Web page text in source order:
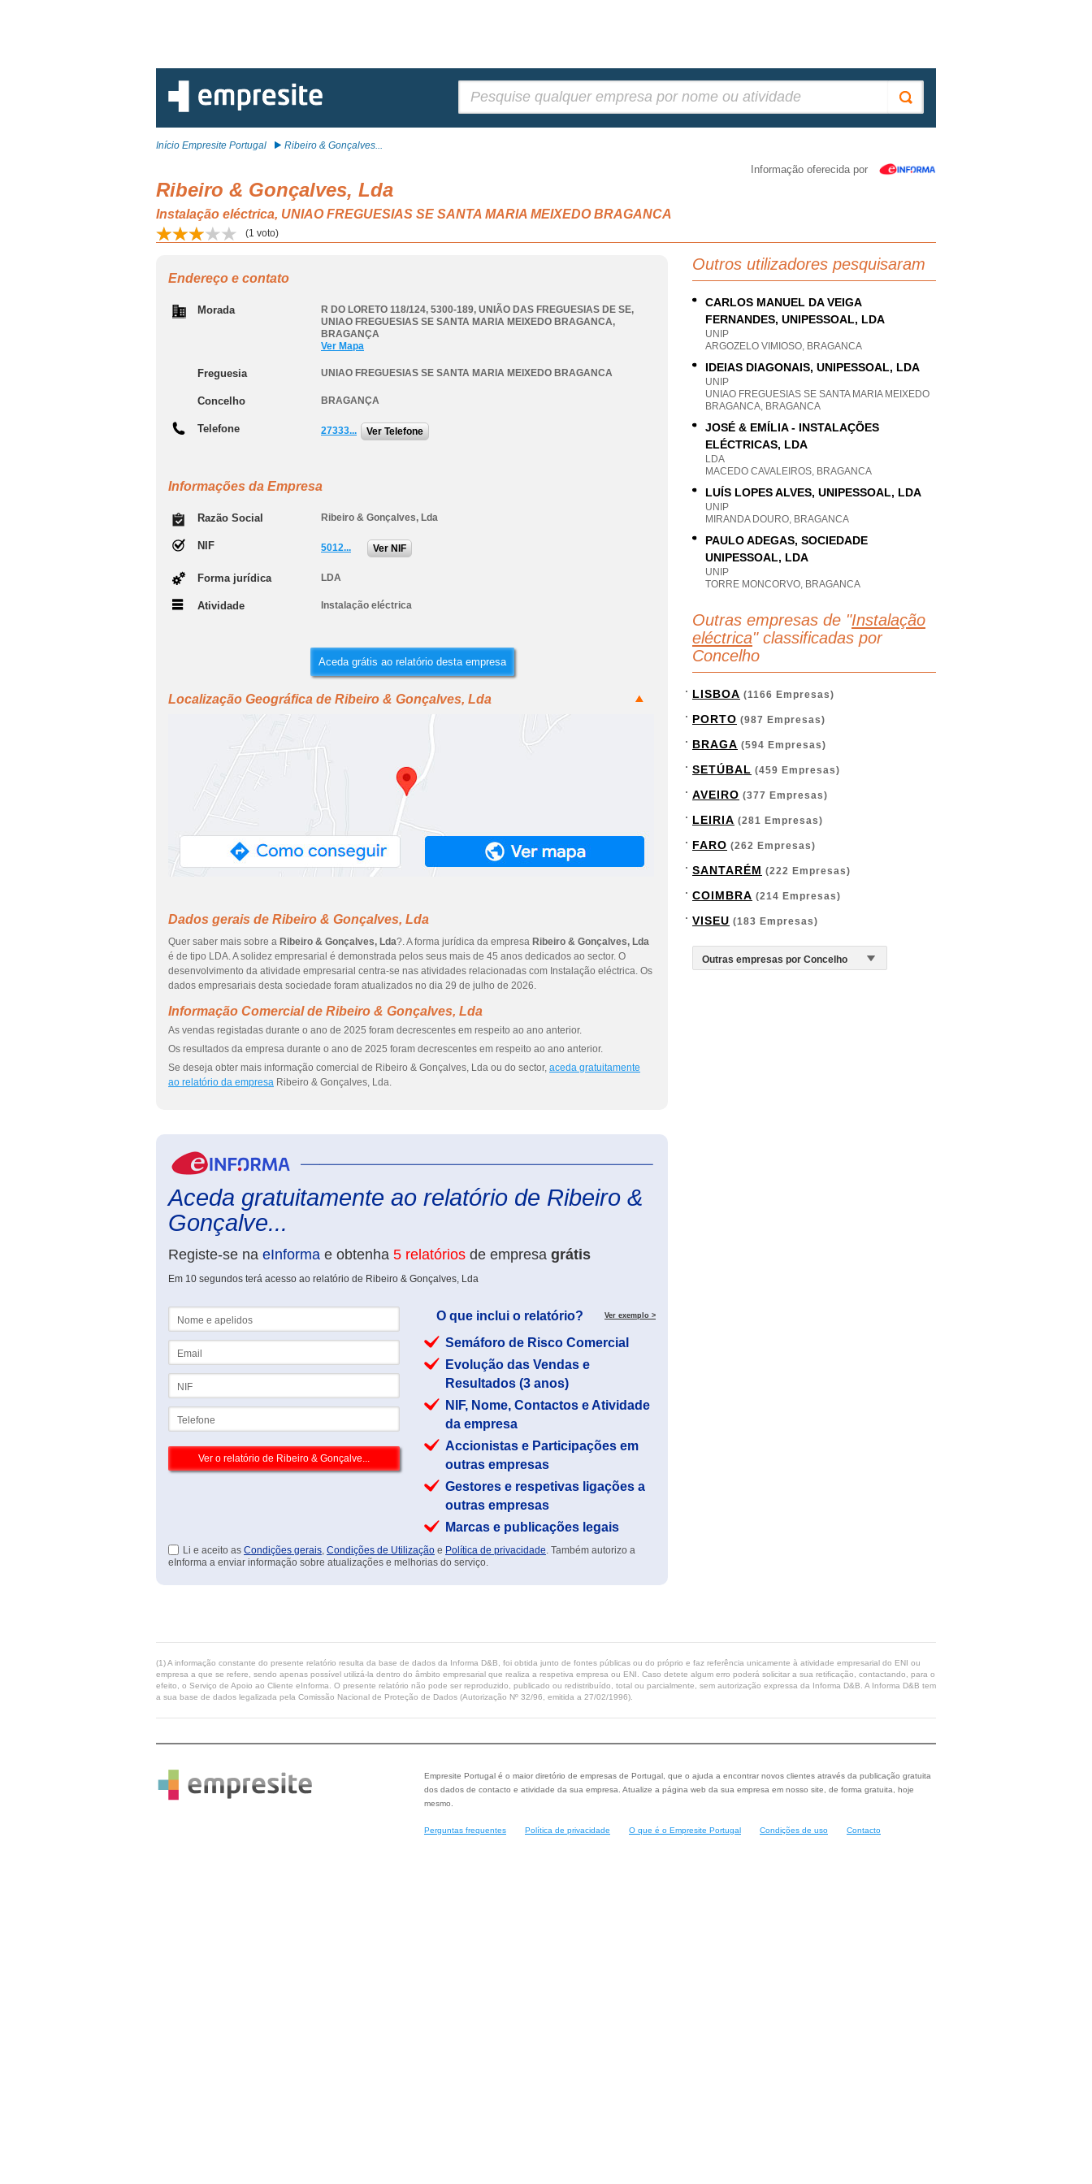
Início Empresite Portugal Ribeiro & Gonçalves...
Informação oferecida por
Ribeiro & Gonçalves, Lda
Instalação eléctrica, UNIAO FREGUESIAS SE SANTA MARIA MEIXEDO BRAGANCA
(1 voto)
Endereço e contato
Morada R DO LORETO 118/124, 5300-189, UNIÃO DAS FREGUESIAS DE SE,
UNIAO FREGUESIAS SE SANTA MARIA MEIXEDO BRAGANCA,
BRAGANÇA
Ver Mapa
Freguesia UNIAO FREGUESIAS SE SANTA MARIA MEIXEDO BRAGANCA
Concelho BRAGANÇA
Telefone 27333... Ver Telefone
Informações da Empresa
Razão Social Ribeiro & Gonçalves, Lda
NIF 5012... Ver NIF
Forma jurídica LDA
Atividade Instalação eléctrica
Aceda grátis ao relatório desta empresa
Localização Geográfica de Ribeiro & Gonçalves, Lda
Dados gerais de Ribeiro & Gonçalves, Lda
Quer saber mais sobre a Ribeiro & Gonçalves, Lda?. A forma jurídica da empresa Ribeiro & Gonçalves, Lda
é de tipo LDA. A solidez empresarial é demonstrada pelos seus mais de 45 anos dedicados ao sector. O
desenvolvimento da atividade empresarial centra-se nas atividades relacionadas com Instalação eléctrica. Os
dados empresariais desta sociedade foram atualizados no dia 29 de julho de 2026.
Informação Comercial de Ribeiro & Gonçalves, Lda
As vendas registadas durante o ano de 2025 foram decrescentes em respeito ao ano anterior.
Os resultados da empresa durante o ano de 2025 foram decrescentes em respeito ao ano anterior.
Se deseja obter mais informação comercial de Ribeiro & Gonçalves, Lda ou do sector, aceda gratuitamente
ao relatório da empresa Ribeiro & Gonçalves, Lda.
Aceda gratuitamente ao relatório de Ribeiro &
Gonçalve...
Registe-se na eInforma e obtenha 5 relatórios de empresa grátis
Em 10 segundos terá acesso ao relatório de Ribeiro & Gonçalves, Lda
O que inclui o relatório? Ver exemplo >
Semáforo de Risco Comercial
Evolução das Vendas e
Resultados (3 anos)
NIF, Nome, Contactos e Atividade
da empresa
Accionistas e Participações em
outras empresas
Gestores e respetivas ligações a
outras empresas
Marcas e publicações legais
Li e aceito as Condições gerais, Condições de Utilização e Política de privacidade. Também autorizo a
eInforma a enviar informação sobre atualizações e melhorias do serviço.
Outros utilizadores pesquisaram
CARLOS MANUEL DA VEIGA
FERNANDES, UNIPESSOAL, LDA
UNIP
ARGOZELO VIMIOSO, BRAGANCA
IDEIAS DIAGONAIS, UNIPESSOAL, LDA
UNIP
UNIAO FREGUESIAS SE SANTA MARIA MEIXEDO
BRAGANCA, BRAGANCA
JOSÉ & EMÍLIA - INSTALAÇÕES
ELÉCTRICAS, LDA
LDA
MACEDO CAVALEIROS, BRAGANCA
LUÍS LOPES ALVES, UNIPESSOAL, LDA
UNIP
MIRANDA DOURO, BRAGANCA
PAULO ADEGAS, SOCIEDADE
UNIPESSOAL, LDA
UNIP
TORRE MONCORVO, BRAGANCA
Outras empresas de "Instalação
eléctrica" classificadas por
Concelho
LISBOA (1166 Empresas)
PORTO (987 Empresas)
BRAGA (594 Empresas)
SETÚBAL (459 Empresas)
AVEIRO (377 Empresas)
LEIRIA (281 Empresas)
FARO (262 Empresas)
SANTARÉM (222 Empresas)
COIMBRA (214 Empresas)
VISEU (183 Empresas)
(1) A informação constante do presente relatório resulta da base de dados da Informa D&B, foi obtida junto de fontes públicas ou do próprio e faz referência unicamente à atividade empresarial do ENI ou
empresa a que se refere, sendo apenas possível utilizá-la dentro do âmbito empresarial que realiza a respetiva empresa ou ENI. Caso detete algum erro poderá solicitar a sua retificação, contactando, para o
efeito, o Serviço de Apoio ao Cliente eInforma. O presente relatório não pode ser reproduzido, publicado ou redistribuído, total ou parcialmente, sem autorização expressa da Informa D&B. A Informa D&B tem
a sua base de dados legalizada pela Comissão Nacional de Proteção de Dados (Autorização Nº 32/96, emitida a 27/02/1996).
Empresite Portugal é o maior diretório de empresas de Portugal, que o ajuda a encontrar novos clientes através da publicação gratuita
dos dados de contacto e atividade da sua empresa. Atualize a página web da sua empresa em nosso site, de forma gratuita, hoje
mesmo.
Perguntas frequentes Política de privacidade O que é o Empresite Portugal Condições de uso Contacto